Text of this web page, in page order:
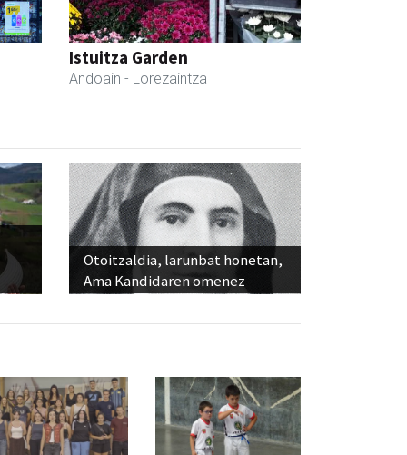
Istuitza Garden
Andoain - Lorezaintza
Otoitzaldia, larunbat honetan,
Ama Kandidaren omenez